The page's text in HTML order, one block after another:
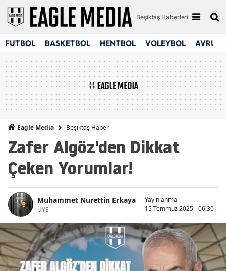
Beşiktaş Haberleri
FUTBOL BASKETBOL HENTBOL VOLEYBOL
Eagle Media Beşiktaş Haber
Zafer Algöz'den Dikkat
Çeken Yorumlar!
Muhammet Nurettin Erkaya
ÜYE
Yayınlanma
15 Temmuz 2025 - 06:30